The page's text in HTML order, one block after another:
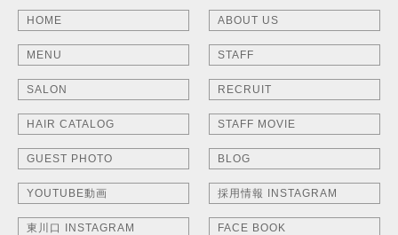
HOME ABOUT US
MENU STAFF
SALON RECRUIT
HAIR CATALOG STAFF MOVIE
GUEST PHOTO BLOG
YOUTUBE動画 採用情報 INSTAGRAM
東川口 INSTAGRAM FACE BOOK